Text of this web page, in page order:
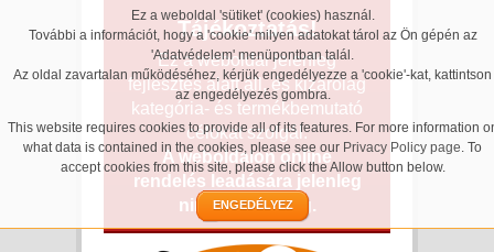
Ez a weboldal 'sütiket' (cookies) használ.
További a információt, hogy a 'cookie' milyen adatokat tárol az Ön gépén az
'Adatvédelem' menüpontban talál.
Az oldal zavartalan működéséhez, kérjük engedélyezze a 'cookie'-kat, kattintson
az engedélyezés gombra.
This website requires cookies to provide all of its features. For more information
what data is contained in the cookies, please see our Privacy Policy page. To
accept cookies from this site, please click the Allow button below.
ENGEDÉLYEZ
Tájékoztatás!
Ez a weboldal jelenleg
fejlesztés alatt áll, és kizárólag
kategória- és termékbemutató
célokat szolgál.
A weboldalon online
rendelés leadására jelenleg
nincs lehetőség.